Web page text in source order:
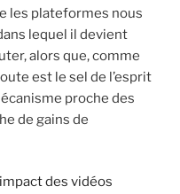
les plateformes nous
lequel il devient
alors que, comme
est le sel de l’esprit
proche des
de gains de
des vidéos